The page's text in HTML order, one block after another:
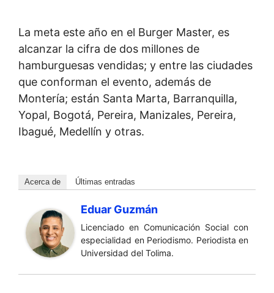
La meta este año en el Burger Master, es
alcanzar la cifra de dos millones de
hamburguesas vendidas; y entre las ciudades
que conforman el evento, además de
Montería; están Santa Marta, Barranquilla,
Yopal, Bogotá, Pereira, Manizales, Pereira,
Ibagué, Medellín y otras.
Acerca de Últimas entradas
Eduar Guzmán
Licenciado en Comunicación Social con
especialidad en Periodismo. Periodista en
Universidad del Tolima.